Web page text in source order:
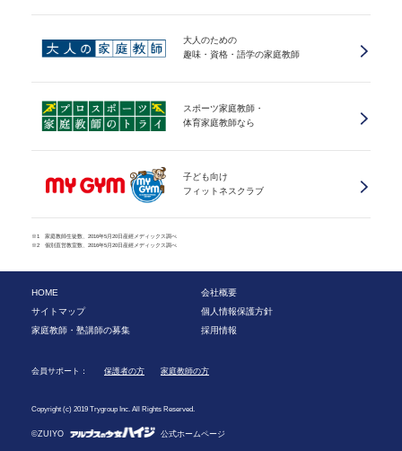
大人のための
趣味・資格・語学の家庭教師
スポーツ家庭教師・
体育家庭教師なら
子ども向け
フィットネスクラブ
※1 家庭教師生徒数、2016年5月20日産經メディックス調べ
※2 個別直営教室数、2016年5月20日産經メディックス調べ
HOME
会社概要
サイトマップ
個人情報保護方針
家庭教師・塾講師の募集
採用情報
会員サポート： 保護者の方 家庭教師の方
Copyright (c) 2019 Trygroup Inc. All Rights Reserved.
©ZUIYO 公式ホームページ